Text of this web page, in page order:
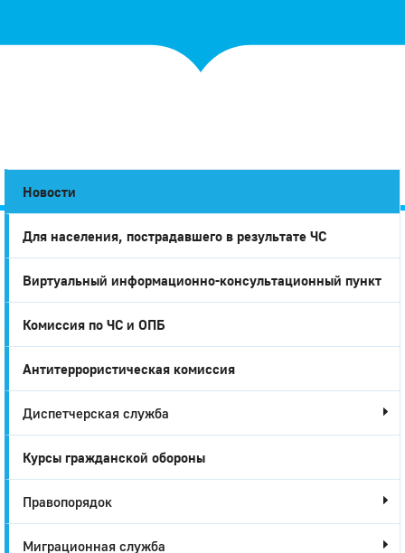
Город
Глазов
Новости
Для населения, пострадавшего в результате ЧС
Виртуальный информационно-консультационный пункт
Комиссия по ЧС и ОПБ
Антитеррористическая комиссия
Диспетчерская служба
Курсы гражданской обороны
Правопорядок
Миграционная служба